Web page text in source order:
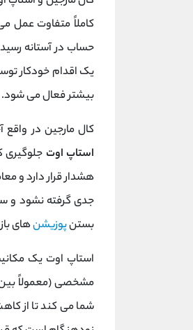
کاملاً متفاوت عمل
یک اقدام خودکار
بیشتر فعال می ‌شود.
کال مارجین در
استاپ اوتجلوگیری
هشدار قرار دارد و
بستنپوزیشن‌های
استاپ اوت یک
شما می‌ کند تا از